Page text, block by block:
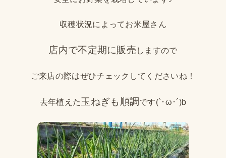
収穫状況によってお米屋さん
店内で不定期に販売 しますので
ご来店の際はぜひチェックしてくださいね！
去年植えた玉ねぎも順調です(`･ω･´)b